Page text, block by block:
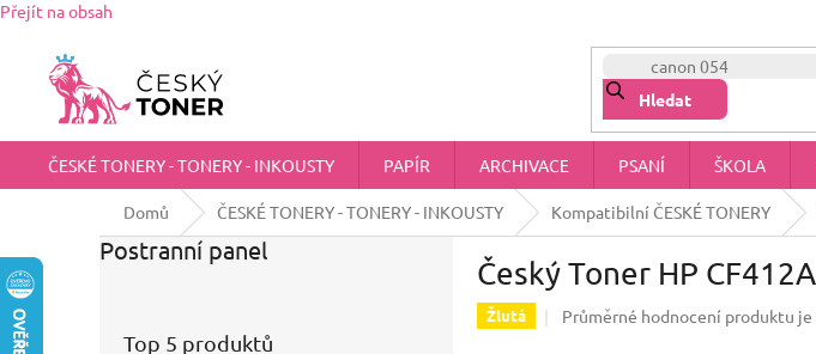
Přejít na obsah
chci@ceskytoner.cz
OBCHODNÍ
Hledat
ČESKÉ TONERY - TONERY - INKOUSTY PAPÍR ARCHIVACE PSANÍ ŠKOLA
Domů ČESKÉ TONERY - TONERY - INKOUSTY Kompatibilní ČESKÉ TONERY
Postranní panel
Top 5 produktů
Český Toner HP
Žlutá Průměrné hodnocení produktu je